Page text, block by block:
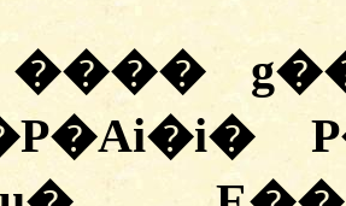
����